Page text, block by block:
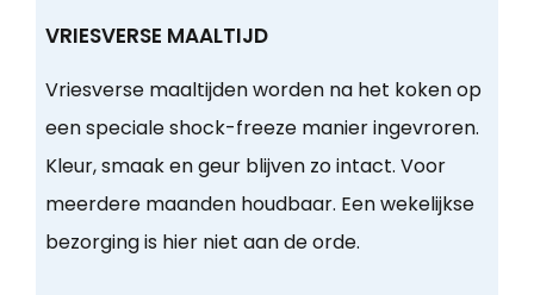
VRIESVERSE MAALTIJD
Vriesverse maaltijden worden na het koken op
een speciale shock-freeze manier ingevroren.
Kleur, smaak en geur blijven zo intact. Voor
meerdere maanden houdbaar. Een wekelijkse
bezorging is hier niet aan de orde.